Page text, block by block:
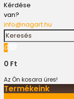
Kérdése
van?
info@nagart.hu
0
0 Ft
Az Ön kosara üres!
Termékeink